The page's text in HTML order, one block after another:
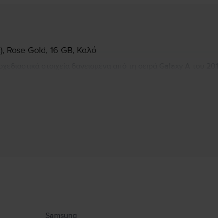
Rose Gold, 16 GB, Καλό
Samsung